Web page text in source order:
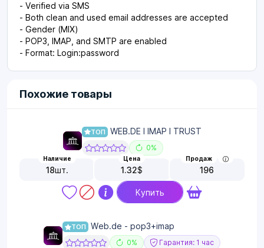
- Verified via SMS
- Both clean and used email addresses are accepted
- Gender (MIX)
- POP3, IMAP, and SMTP are enabled
- Format: Login:password
Похожие товары
ТОП WEB.DE I IMAP I TRUST
0%
Наличие
18шт.
Цена
1.32$
Продаж
196
Купить
ТОП Web.de - pop3+imap
0% Гарантия: 1 час